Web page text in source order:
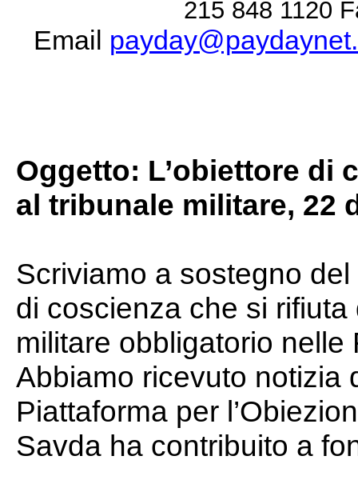
215 848 1120
Email
Oggetto: L’obiettore di
al tribunale militare, 22
Scriviamo a sostegno
di coscienza che si
militare obbligatorio
Abbiamo ricevuto notizia
Piattaforma per
Savda ha contribuito a